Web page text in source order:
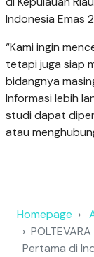
Indonesia Emas
“Kami ingin
tetapi juga siap
bidangnya
Informasi lebih
studi dapat
atau
Homepage
Pertama di